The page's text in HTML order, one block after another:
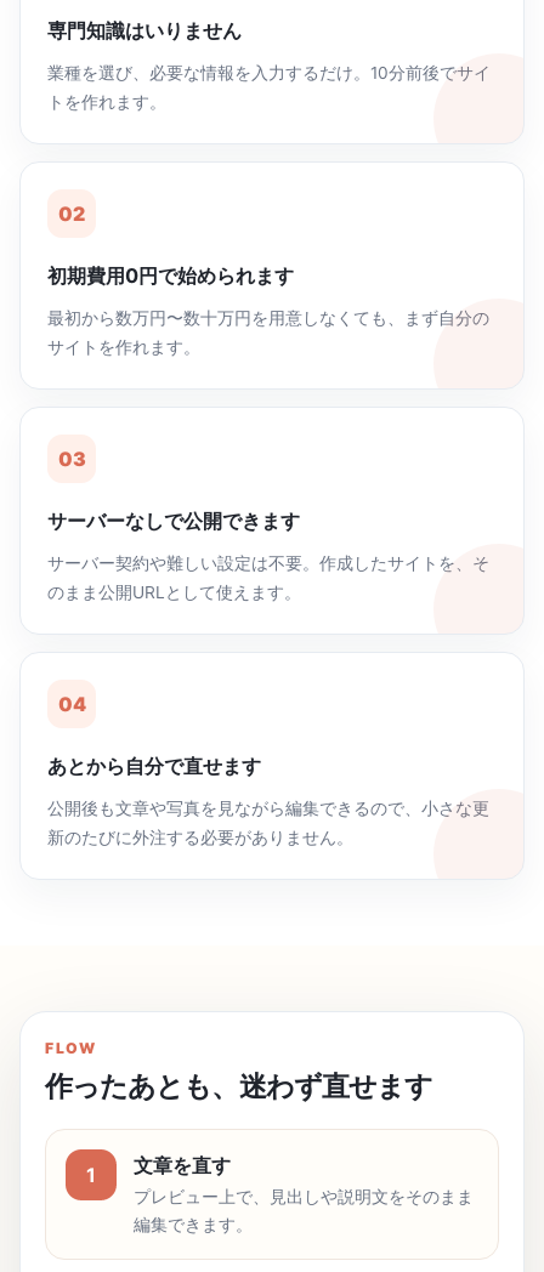
専門知識はいりません
業種を選び、必要な情報を入力するだけ。10分前後でサイ
トを作れます。
02
初期費用0円で始められます
最初から数万円〜数十万円を用意しなくても、まず自分の
サイトを作れます。
03
サーバーなしで公開できます
サーバー契約や難しい設定は不要。作成したサイトを、そ
のまま公開URLとして使えます。
04
あとから自分で直せます
公開後も文章や写真を見ながら編集できるので、小さな更
新のたびに外注する必要がありません。
FLOW
作ったあとも、迷わず直せます
1 文章を直す
プレビュー上で、見出しや説明文をそのまま
編集できます。